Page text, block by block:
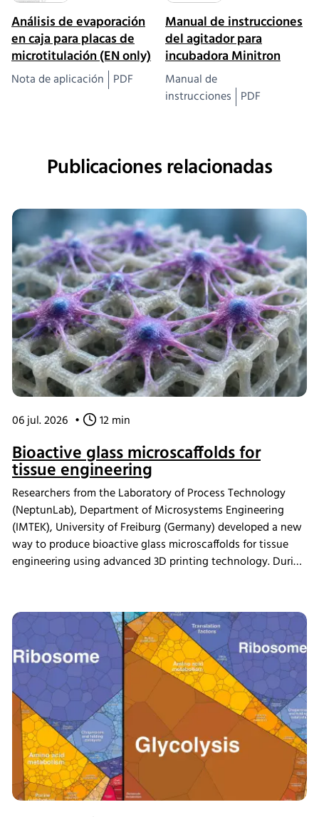
Análisis de evaporación
en caja para placas de
microtitulación (EN only)
Nota de aplicación PDF
Manual de instrucciones
del agitador para
incubadora Minitron
Manual de
instrucciones PDF
Publicaciones relacionadas
06 jul. 2026 • 12 min
Bioactive glass microscaffolds for
tissue engineering
Researchers from the Laboratory of Process Technology
(NeptunLab), Department of Microsystems Engineering
(IMTEK), University of Freiburg (Germany) developed a new
way to produce bioactive glass microscaffolds for tissue
engineering using advanced 3D printing technology. During
material demonstrated strong bioactivity. The scaffolds
were also shown to be compatible with human
mesenchymal stromal cells and supported osteogenic
differentiation, providing a new platform for studying
scaffold design in tissue engineering.